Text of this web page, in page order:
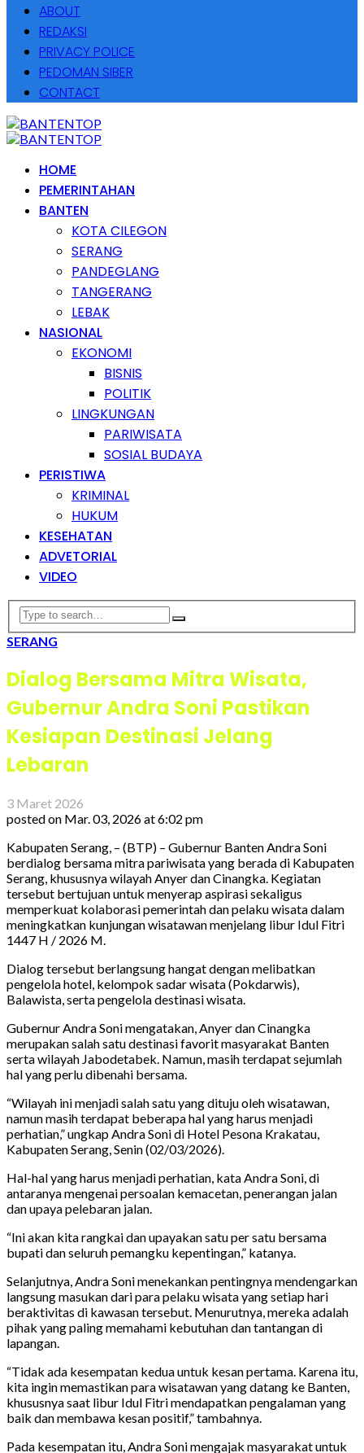
ABOUT
REDAKSI
PRIVACY POLICE
PEDOMAN SIBER
CONTACT
HOME
PEMERINTAHAN
BANTEN
KOTA CILEGON
SERANG
PANDEGLANG
TANGERANG
LEBAK
NASIONAL
EKONOMI
BISNIS
POLITIK
LINGKUNGAN
PARIWISATA
SOSIAL BUDAYA
PERISTIWA
KRIMINAL
HUKUM
KESEHATAN
ADVETORIAL
VIDEO
SERANG
Dialog Bersama Mitra Wisata,
Gubernur Andra Soni Pastikan
Kesiapan Destinasi Jelang
Lebaran
3 Maret 2026
posted on Mar. 03, 2026 at 6:02 pm
Kabupaten Serang, – (BTP) – Gubernur Banten Andra Soni
berdialog bersama mitra pariwisata yang berada di Kabupaten
Serang, khususnya wilayah Anyer dan Cinangka. Kegiatan
tersebut bertujuan untuk menyerap aspirasi sekaligus
memperkuat kolaborasi pemerintah dan pelaku wisata dalam
meningkatkan kunjungan wisatawan menjelang libur Idul Fitri
1447 H / 2026 M.
Dialog tersebut berlangsung hangat dengan melibatkan
pengelola hotel, kelompok sadar wisata (Pokdarwis),
Balawista, serta pengelola destinasi wisata.
Gubernur Andra Soni mengatakan, Anyer dan Cinangka
merupakan salah satu destinasi favorit masyarakat Banten
serta wilayah Jabodetabek. Namun, masih terdapat sejumlah
hal yang perlu dibenahi bersama.
“Wilayah ini menjadi salah satu yang dituju oleh wisatawan,
namun masih terdapat beberapa hal yang harus menjadi
perhatian,” ungkap Andra Soni di Hotel Pesona Krakatau,
Kabupaten Serang, Senin (02/03/2026).
Hal-hal yang harus menjadi perhatian, kata Andra Soni, di
antaranya mengenai persoalan kemacetan, penerangan jalan
dan upaya pelebaran jalan.
“Ini akan kita rangkai dan upayakan satu per satu bersama
bupati dan seluruh pemangku kepentingan,” katanya.
Selanjutnya, Andra Soni menekankan pentingnya mendengarkan
langsung masukan dari para pelaku wisata yang setiap hari
beraktivitas di kawasan tersebut. Menurutnya, mereka adalah
pihak yang paling memahami kebutuhan dan tantangan di
lapangan.
“Tidak ada kesempatan kedua untuk kesan pertama. Karena itu,
kita ingin memastikan para wisatawan yang datang ke Banten,
khususnya saat libur Idul Fitri mendapatkan pengalaman yang
baik dan membawa kesan positif,” tambahnya.
Pada kesempatan itu, Andra Soni mengajak masyarakat untuk